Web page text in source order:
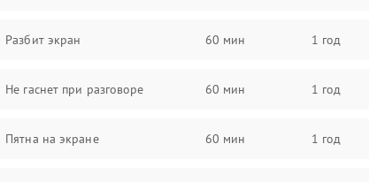
Разбит экран 60 мин 1 год
Не гаснет при разговоре 60 мин 1 год
Пятна на экране 60 мин 1 год